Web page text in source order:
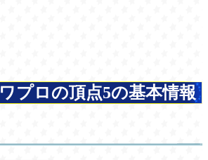
プロの頂点5の基本情報